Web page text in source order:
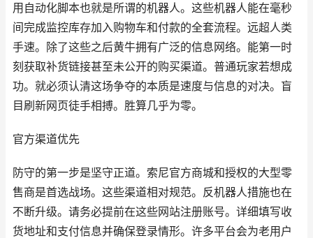
用自动化脚本也就是所谓的机器人。这些机器人能在毫秒
间完成监控库存加入购物车和付款的全套流程。远超人类
手速。除了这些之后黄牛拥有广泛的信息网络。能第一时
刻获取补货链接甚至未公开的购买渠道。普通玩家若想成
功。就必须认清这场争夺的本质是速度与信息的对决。盲
目刷新网页徒手相搏。胜算几乎为零。
官方渠道优先
防守的第一步是坚守正道。索尼官方商城和授权的大型零
售商是首选战场。这些渠道相对规范。反机器人措施也在
不断升级。请务必提前在这些网站注册账号。详细填写收
货地址和支付信息并确保登录情形。许多平台会为老用户